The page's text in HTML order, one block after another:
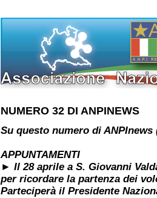
NUMERO 32 DI ANPINEWS
Su questo numero di
APPUNTAMENTI
► Il 28 aprile a S. Giovanni
per ricordare la partenza dei
Parteciperà il Presidente